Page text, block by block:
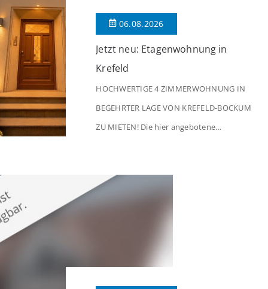
06.08.2026
Jetzt neu: Etagenwohnung in
Krefeld
HOCHWERTIGE 4 ZIMMERWOHNUNG IN
BEGEHRTER LAGE VON KREFELD-BOCKUM
ZU MIETEN! Die hier angebotene
in begehrter Wohnlage von Krefeld-Bockum.